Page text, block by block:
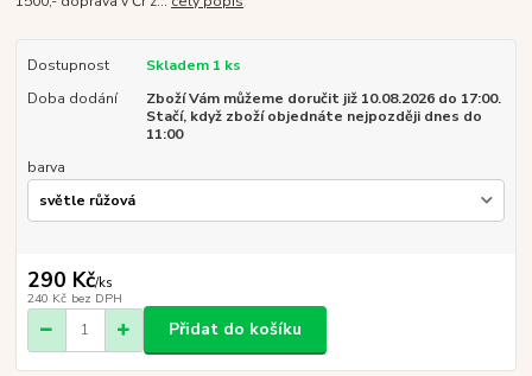
Dostupnost
Skladem 1 ks
Doba dodání
Zboží Vám můžeme doručit již 10.08.2026 do 17:00.
Stačí, když zboží objednáte nejpozději dnes do
11:00
barva
290 Kč/ks
240 Kč bez DPH
Přidat do košíku